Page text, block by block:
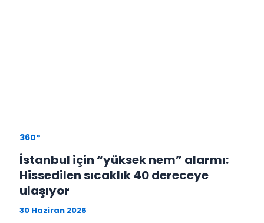
360°
İstanbul için “yüksek nem” alarmı:
Hissedilen sıcaklık 40 dereceye
ulaşıyor
30 Haziran 2026